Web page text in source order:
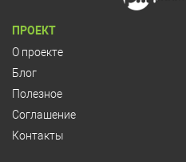
ПРОЕКТ
О проекте
Блог
Полезное
Соглашение
Контакты